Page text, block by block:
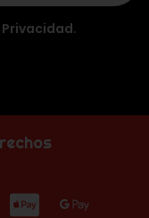
.